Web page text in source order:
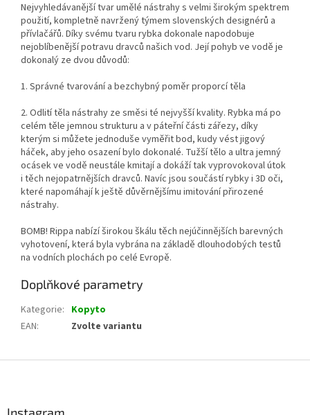
Nejvyhledávanější tvar umělé nástrahy s velmi širokým spektrem
použití, kompletně navržený týmem slovenských designérů a
přívlačářů. Díky svému tvaru rybka dokonale napodobuje
nejoblíbenější potravu dravců našich vod. Její pohyb ve vodě je
dokonalý ze dvou důvodů:
1. Správné tvarování a bezchybný poměr proporcí těla
2. Odlití těla nástrahy ze směsi té nejvyšší kvality. Rybka má po
celém těle jemnou strukturu a v páteřní části zářezy, díky
kterým si můžete jednoduše vyměřit bod, kudy vést jigový
háček, aby jeho osazení bylo dokonalé. Tužší tělo a ultra jemný
ocásek ve vodě neustále kmitají a dokáží tak vyprovokoval útok
i těch nejopatrnějších dravců. Navíc jsou součástí rybky i 3D oči,
které napomáhají k ještě důvěrnějšímu imitování přirozené
nástrahy.
BOMB! Rippa nabízí širokou škálu těch nejúčinnějších barevných
vyhotovení, která byla vybrána na základě dlouhodobých testů
na vodních plochách po celé Evropě.
Doplňkové parametry
Kategorie: Kopyto
EAN: Zvolte variantu